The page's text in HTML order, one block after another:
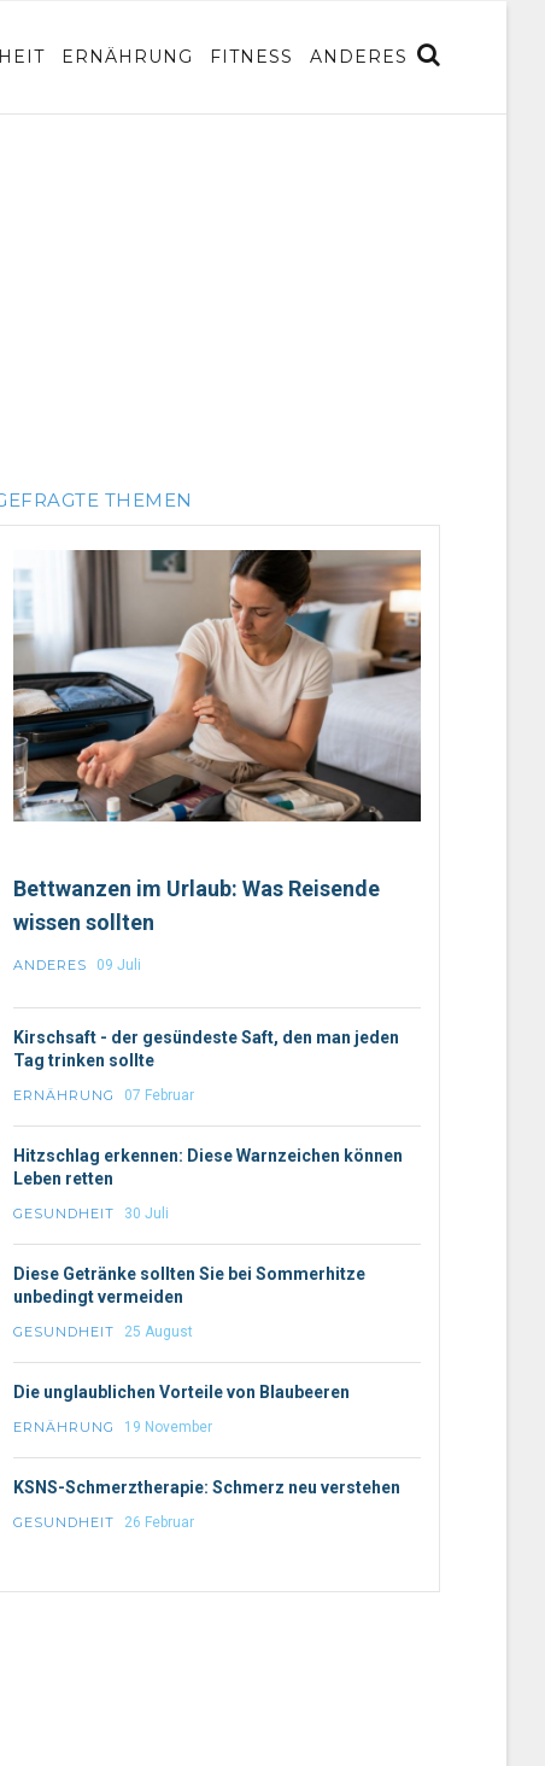
ERNÄHRUNG FITNESS ANDERES
THEMEN
Bettwanzen im Urlaub: Was Reisende
wissen sollten
ANDERES 09 Juli
Kirschsaft - der gesündeste Saft, den man jeden
Tag trinken sollte
ERNÄHRUNG 07 Februar
Hitzschlag erkennen: Diese Warnzeichen können
Leben retten
GESUNDHEIT 30 Juli
Diese Getränke sollten Sie bei Sommerhitze
unbedingt vermeiden
GESUNDHEIT 25 August
Die unglaublichen Vorteile von Blaubeeren
ERNÄHRUNG 19 November
KSNS-Schmerztherapie: Schmerz neu verstehen
GESUNDHEIT 26 Februar